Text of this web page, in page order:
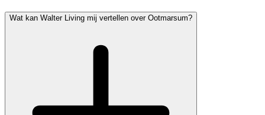
Wat kan Walter Living mij vertellen over Ootmarsum?